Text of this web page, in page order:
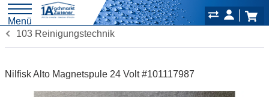
Menü
103 Reinigungstechnik
Nilfisk Alto Magnetspule 24 Volt #101117987